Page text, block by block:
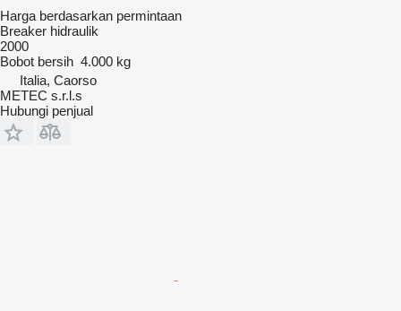
Harga berdasarkan permintaan
Breaker hidraulik
2000
Bobot bersih 4.000 kg
Italia, Caorso
METEC s.r.l.s
Hubungi penjual